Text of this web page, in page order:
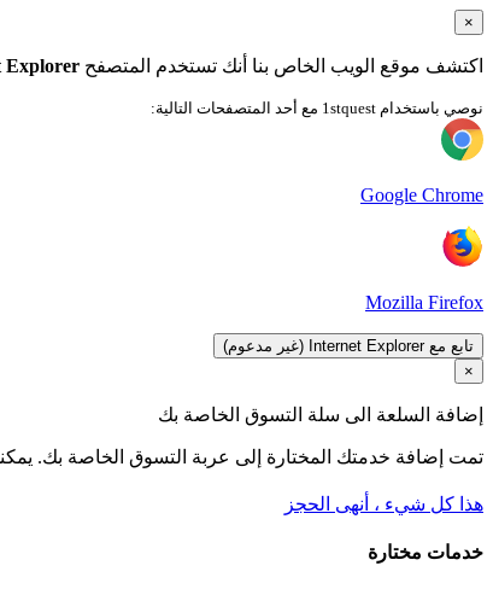
×
اكتشف موقع الويب الخاص بنا أنك تستخدم المتصفح Explorer
نوصي باستخدام 1stquest مع أحد المتصفحات التالية:
Google Chrome
Mozilla Firefox
تابع مع Internet Explorer (غير مدعوم)
×
إضافة السلعة الى سلة التسوق الخاصة بك
تمت إضافة خدمتك المختارة إلى عربة التسوق الخاصة بك.
هذا كل شيء ، أنهى الحجز
خدمات مختارة